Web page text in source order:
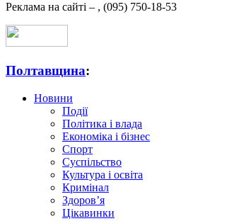
Реклама на сайті – , (095) 750-18-53
Полтавщина:
Новини
Події
Політика і влада
Економіка і бізнес
Спорт
Суспільство
Культура і освіта
Кримінал
Здоров’я
Цікавинки